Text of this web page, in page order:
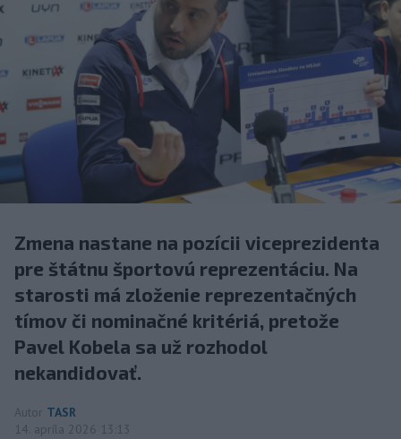
Zmena nastane na pozícii viceprezidenta
pre štátnu športovú reprezentáciu. Na
starosti má zloženie reprezentačných
tímov či nominačné kritériá, pretože
Pavel Kobela sa už rozhodol
nekandidovať.
Autor TASR
14. apríla 2026 13:13